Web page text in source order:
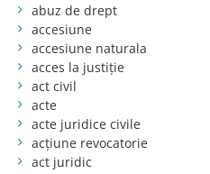
abuz de drept
accesiune
accesiune naturala
acces la justiție
act civil
acte
acte juridice civile
acțiune revocatorie
act juridic